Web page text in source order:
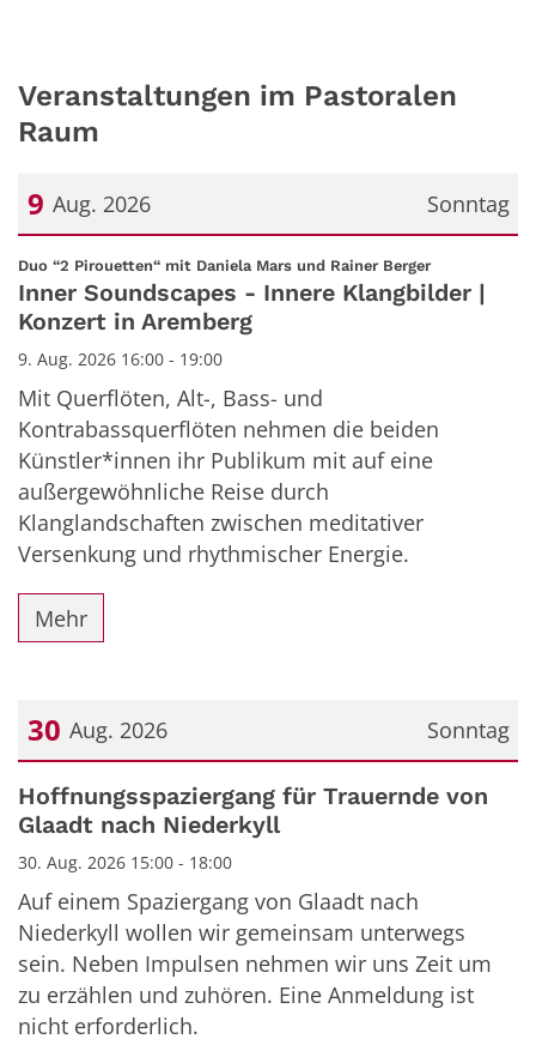
Veranstaltungen im Pastoralen
Raum
Sonntag
9 Aug. 2026
Datum: 9. August 2026
Duo “2 Pirouetten“ mit Daniela Mars und Rainer Berger:
Inner Soundscapes - Innere Klangbilder |
Konzert in Aremberg
9. Aug. 2026 16:00 - 19:00
Mit Querflöten, Alt-, Bass- und
Kontrabassquerflöten nehmen die beiden
Künstler*innen ihr Publikum mit auf eine
außergewöhnliche Reise durch
Klanglandschaften zwischen meditativer
Versenkung und rhythmischer Energie.
Mehr
Sonntag
30 Aug. 2026
Datum: 30. August 2026
Hoffnungsspaziergang für Trauernde von
Glaadt nach Niederkyll
30. Aug. 2026 15:00 - 18:00
Auf einem Spaziergang von Glaadt nach
Niederkyll wollen wir gemeinsam unterwegs
sein. Neben Impulsen nehmen wir uns Zeit um
zu erzählen und zuhören. Eine Anmeldung ist
nicht erforderlich.